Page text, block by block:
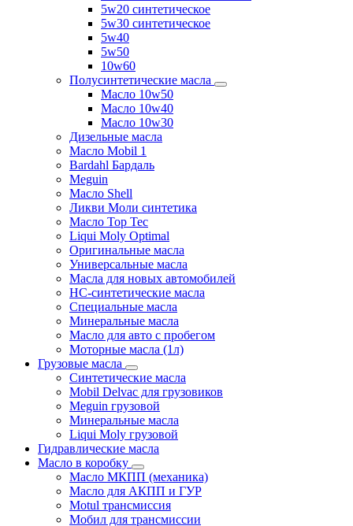
5w20 синтетическое
5w30 синтетическое
5w40
5w50
10w60
Полусинтетические масла
Масло 10w50
Масло 10w40
Масло 10w30
Дизельные масла
Масло Mobil 1
Bardahl Бардаль
Meguin
Масло Shell
Ликви Моли синтетика
Масло Top Tec
Liqui Moly Optimal
Оригинальные масла
Универсальные масла
Масла для новых автомобилей
HC-синтетические масла
Специальные масла
Минеральные масла
Масло для авто с пробегом
Моторные масла (1л)
Грузовые масла
Синтетические масла
Mobil Delvac для грузовиков
Meguin грузовой
Минеральные масла
Liqui Moly грузовой
Гидравлические масла
Масло в коробку
Масло МКПП (механика)
Масло для АКПП и ГУР
Motul трансмиссия
Мобил для трансмиссии